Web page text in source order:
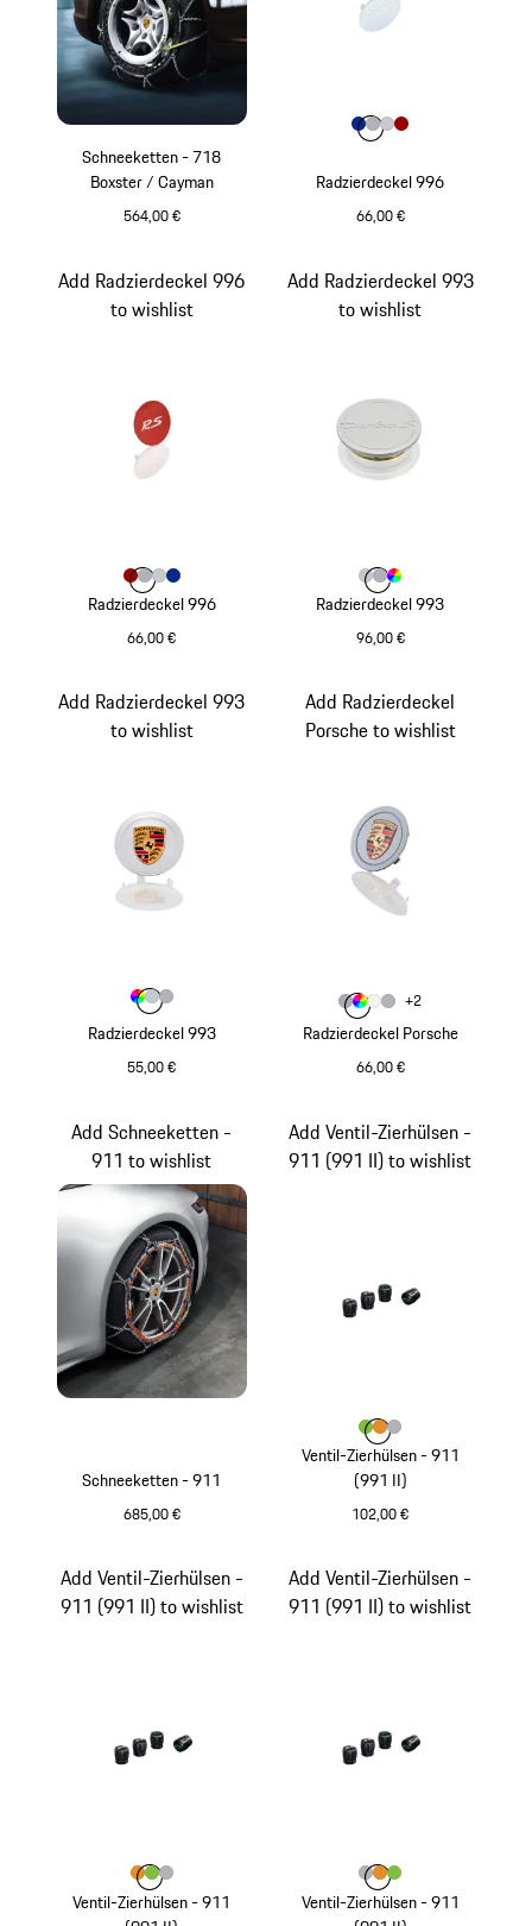
Schneeketten - 718
Boxster / Cayman
564,00 €
Radzierdeckel 996
66,00 €
Farbe
Farbeblau
Farbe
FarbeFarbe
Radzierdeckel 996
66,00 €
Add Radzierdeckel 996
to wishlist
Farbe
Farberot
Farbe
FarbeFarbe
Radzierdeckel 993
96,00 €
Add Radzierdeckel 993
to wishlist
Farbe
Farbe
FarbeFarbe
Radzierdeckel 993
55,00 €
Add Radzierdeckel 993
to wishlist
Farbe
Farbe
FarbeFarbe
Radzierdeckel Porsche
66,00 €
Add Radzierdeckel
Porsche to wishlist
Farbe
Farbegrau
Farbe mehrfarbig
Farbemattweiß
Farbe
+2
Schneeketten - 911
685,00 €
Add Schneeketten -
911 to wishlist
Ventil-Zierhülsen - 911
(991 II)
102,00 €
Add Ventil-Zierhülsen -
911 (991 II) to wishlist
Farbe
Farbe
FarbeFarbe
Ventil-Zierhülsen - 911
Add Ventil-Zierhülsen -
911 (991 II) to wishlist
Farbe
Farbe
FarbeFarbe
Ventil-Zierhülsen - 911
Add Ventil-Zierhülsen -
911 (991 II) to wishlist
Farbe
Farbe
FarbeFarbe